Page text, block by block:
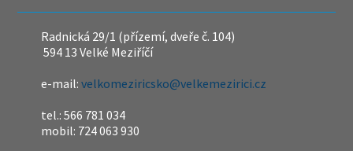
Radnická 29/1 (přízemí, dveře č. 104)
594 13 Velké Meziříčí
e-mail:velkomeziricsko@velkemezirici.cz
tel.: 566 781 034
mobil: 724 063 930